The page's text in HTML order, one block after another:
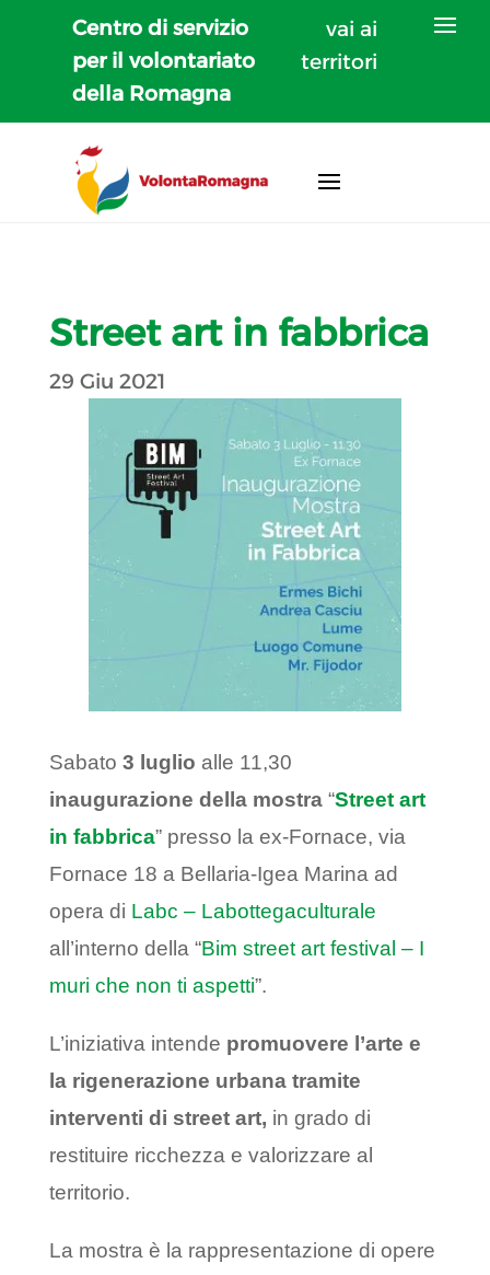
Centro di servizio
per il volontariato
della Romagna
vai ai
territori
Street art in fabbrica
29 Giu 2021
Sabato 3 luglio alle 11,30
inaugurazione della mostra“Street art
in fabbrica” presso la ex-Fornace, via
Fornace 18 a Bellaria-Igea Marina ad
opera di Labc – Labottegaculturale
all’interno della “Bim street art festival – I
muri che non ti aspetti”.
L’iniziativa intende promuovere l’arte e
la rigenerazione urbana tramite
interventi di street art, in grado di
restituire ricchezza e valorizzare al
territorio.
La mostra è la rappresentazione di opere